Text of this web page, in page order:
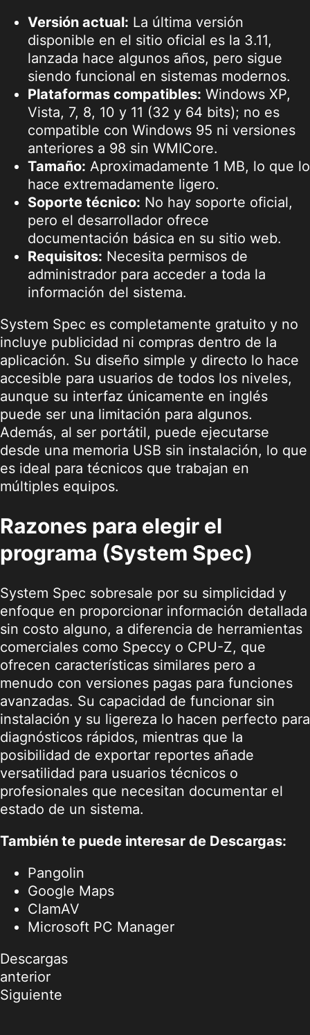
Versión actual: La última versión
disponible en el sitio oficial es la 3.11,
lanzada hace algunos años, pero sigue
siendo funcional en sistemas modernos.
Plataformas compatibles: Windows XP,
Vista, 7, 8, 10 y 11 (32 y 64 bits); no es
compatible con Windows 95 ni versiones
anteriores a 98 sin WMICore.
Tamaño: Aproximadamente 1 MB, lo que lo
hace extremadamente ligero.
Soporte técnico: No hay soporte oficial,
pero el desarrollador ofrece
documentación básica en su sitio web.
Requisitos: Necesita permisos de
administrador para acceder a toda la
información del sistema.
System Spec es completamente gratuito y no
incluye publicidad ni compras dentro de la
aplicación. Su diseño simple y directo lo hace
accesible para usuarios de todos los niveles,
aunque su interfaz únicamente en inglés
puede ser una limitación para algunos.
Además, al ser portátil, puede ejecutarse
desde una memoria USB sin instalación, lo que
es ideal para técnicos que trabajan en
múltiples equipos.
Razones para elegir el
programa (System Spec)
System Spec sobresale por su simplicidad y
enfoque en proporcionar información detallada
sin costo alguno, a diferencia de herramientas
comerciales como Speccy o CPU-Z, que
ofrecen características similares pero a
menudo con versiones pagas para funciones
avanzadas. Su capacidad de funcionar sin
instalación y su ligereza lo hacen perfecto para
diagnósticos rápidos, mientras que la
posibilidad de exportar reportes añade
versatilidad para usuarios técnicos o
profesionales que necesitan documentar el
estado de un sistema.
También te puede interesar de Descargas:
Pangolin
Google Maps
ClamAV
Microsoft PC Manager
Descargas
anterior
Siguiente